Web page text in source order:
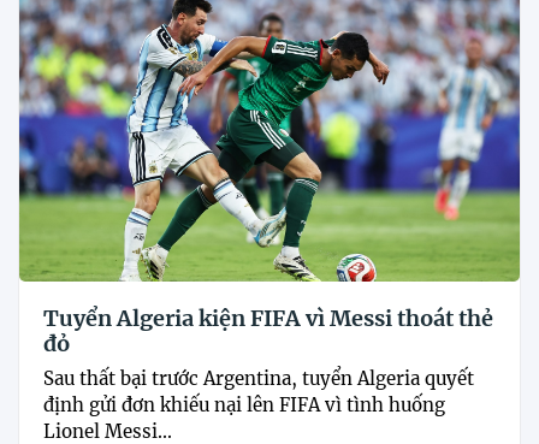
Tuyển Algeria kiện FIFA vì Messi thoát thẻ
đỏ
Sau thất bại trước Argentina, tuyển Algeria quyết
định gửi đơn khiếu nại lên FIFA vì tình huống
Lionel Messi...